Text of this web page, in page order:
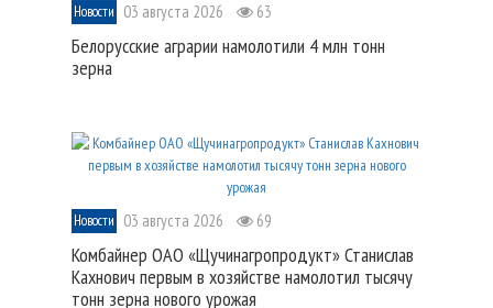
Новости 03 августа 2026 63
Белорусские аграрии намолотили 4 млн тонн
зерна
Новости 03 августа 2026 69
Комбайнер ОАО «Щучинагропродукт» Станислав
Кахнович первым в хозяйстве намолотил тысячу
тонн зерна нового урожая